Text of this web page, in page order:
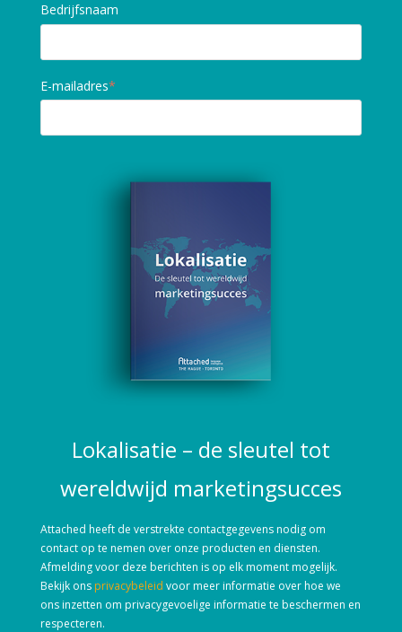
Bedrijfsnaam
E-mailadres*
Lokalisatie – de sleutel tot
wereldwijd marketingsucces
Attached heeft de verstrekte contactgegevens nodig om
contact op te nemen over onze producten en diensten.
Afmelding voor deze berichten is op elk moment mogelijk.
Bekijk ons privacybeleid voor meer informatie over hoe we
ons inzetten om privacygevoelige informatie te beschermen en
respecteren.